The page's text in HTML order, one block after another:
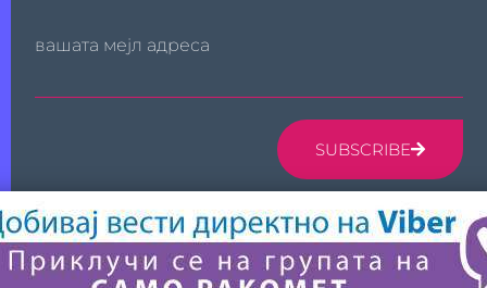
вашата мејл адреса
SUBSCRIBE
© 2024 САМО РАКОМЕТ